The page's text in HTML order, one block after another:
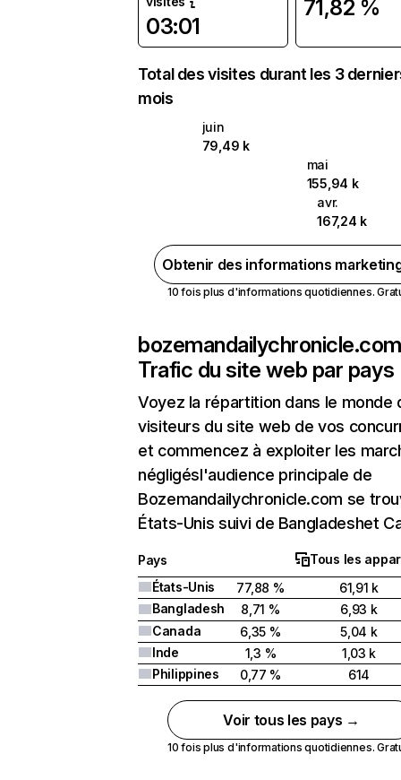
03:01
71,82 %
Total des visites durant les 3
mois
juin
79,49 k
mai
155,94 k
avr.
167,24 k
Obtenir des informations
10 fois plus d'informations quotidiennes.
bozemandailychronicle.com
Trafic du site web par pays
Voyez la répartition dans le monde
visiteurs du site web de vos
et commencez à exploiter les
négligésl'audience principale de
Bozemandailychronicle.com se
États-Unis suivi de Bangladeshet
Pays
Tous les
États-Unis
77,88 %
61,91 k
Bangladesh
8,71 %
6,93 k
Canada
6,35 %
5,04 k
Inde
1,3 %
1,03 k
Philippines
0,77 % 614
Voir tous les pays →
10 fois plus d'informations quotidiennes.